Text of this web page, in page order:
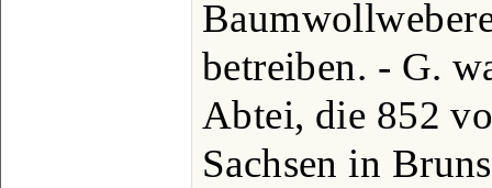
betreiben. - G.
Abtei, die 852
Sachsen in